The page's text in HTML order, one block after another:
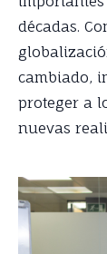
décadas.
cambiado,
proteger a
nuevas